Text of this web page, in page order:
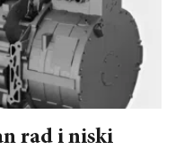
rad i niski